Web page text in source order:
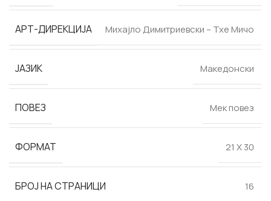
АРТ-ДИРЕКЦИЈА Михајло Димитриевски – Тхе Мичо
ЈАЗИК Македонски
ПОВЕЗ Мек повез
ФОРМАТ 21 Х 30
БРОЈ НА СТРАНИЦИ 16